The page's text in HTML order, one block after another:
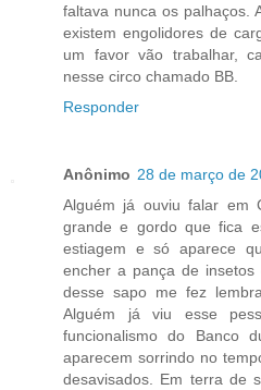
faltava nunca os palhaços.
existem engolidores de
um favor vão trabalhar,
nesse circo chamado BB.
Responder
Anônimo 28 de março de
Alguém já ouviu falar em
grande e gordo que fica
estiagem e só aparece
encher a pança de insetos
desse sapo me fez
Alguém já viu esse
funcionalismo do Banco
aparecem sorrindo no
desavisados. Em terra de